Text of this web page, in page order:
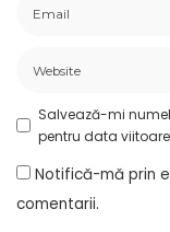
Salvează-mi
pentru data
Notifică-mă prin
comentarii.